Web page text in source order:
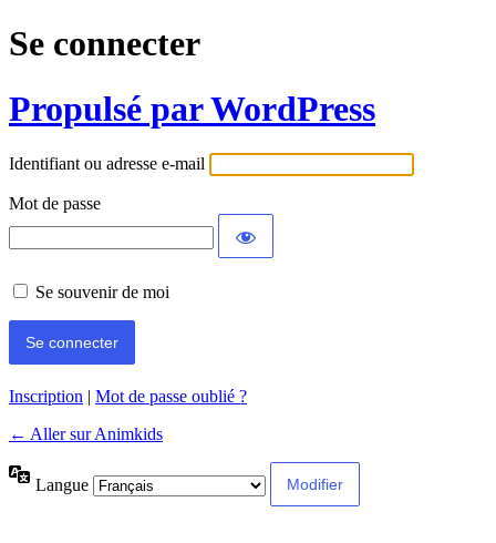
Se connecter
Propulsé par WordPress
Identifiant ou adresse e-mail
Mot de passe
Se souvenir de moi
Inscription | Mot de passe oublié ?
← Aller sur Animkids
Langue